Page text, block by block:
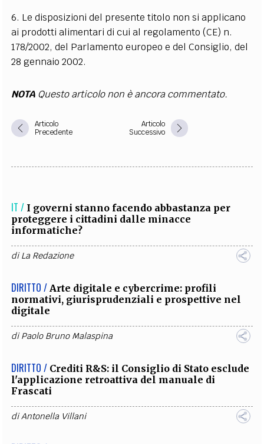
6. Le disposizioni del presente titolo non si applicano
ai prodotti alimentari di cui al regolamento (CE) n.
178/2002, del Parlamento europeo e del Consiglio, del
28 gennaio 2002.
NOTA Questo articolo non è ancora commentato.
Articolo
Precedente
Articolo
Successivo
IT / I governi stanno facendo abbastanza per
proteggere i cittadini dalle minacce
informatiche?
diLa Redazione
DIRITTO / Arte digitale e cybercrime: profili
normativi, giurisprudenziali e prospettive nel
digitale
diPaolo Bruno Malaspina
DIRITTO / Crediti R&S: il Consiglio di Stato esclude
l'applicazione retroattiva del manuale di
Frascati
diAntonella Villani